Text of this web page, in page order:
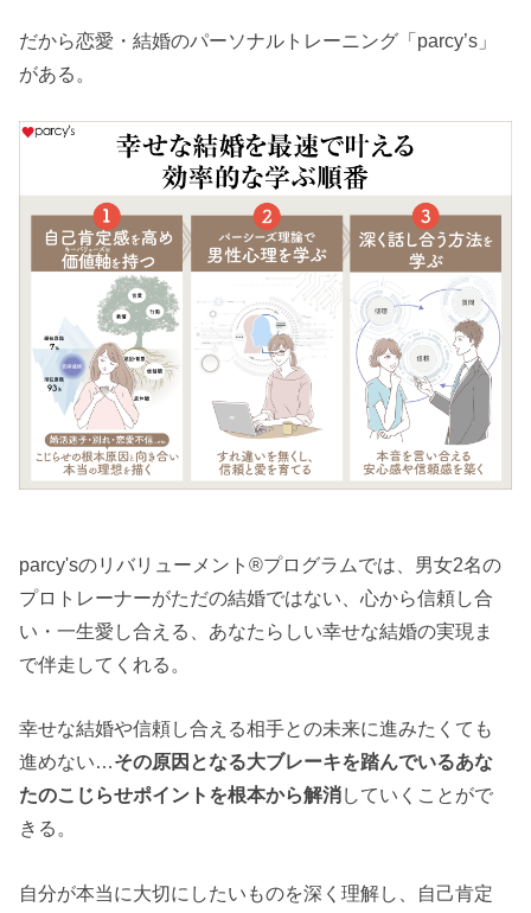
だから恋愛・結婚のパーソナルトレーニング「parcy’s」
がある。
parcy'sのリバリューメント®︎プログラムでは、男女2名の
プロトレーナーがただの結婚ではない、心から信頼し合
い・一生愛し合える、あなたらしい幸せな結婚の実現ま
で伴走してくれる。
幸せな結婚や信頼し合える相手との未来に進みたくても
進めない…その原因となる大ブレーキを踏んでいるあな
たのこじらせポイントを根本から解消していくことがで
きる。
自分が本当に大切にしたいものを深く理解し、自己肯定